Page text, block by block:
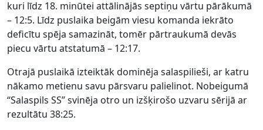
kuri līdz 18. minūtei attālinājās septiņu vārtu pārākumā
– 12:5. Līdz puslaika beigām viesu komanda iekrāto
deficītu spēja samazināt, tomēr pārtraukumā devās
piecu vārtu atstatumā – 12:17.
Otrajā puslaikā izteiktāk dominēja salaspilieši, ar katru
nākamo metienu savu pārsvaru palielinot. Nobeigumā
“Salaspils SS” svinēja otro un izšķirošo uzvaru sērijā ar
rezultātu 38:25.